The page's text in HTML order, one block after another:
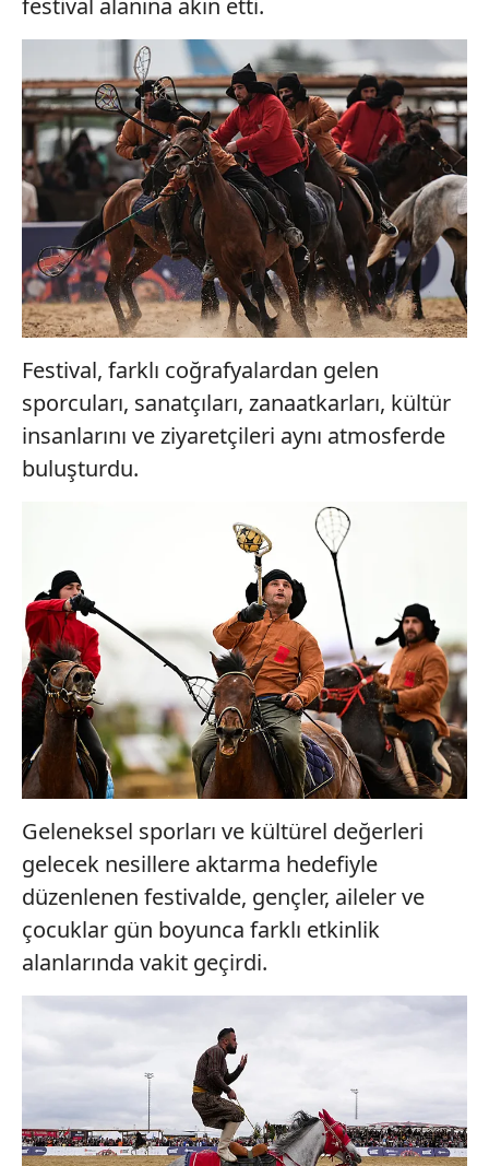
festival alanına akın etti.
Festival, farklı coğrafyalardan gelen
sporcuları, sanatçıları, zanaatkarları, kültür
insanlarını ve ziyaretçileri aynı atmosferde
buluşturdu.
Geleneksel sporları ve kültürel değerleri
gelecek nesillere aktarma hedefiyle
düzenlenen festivalde, gençler, aileler ve
çocuklar gün boyunca farklı etkinlik
alanlarında vakit geçirdi.